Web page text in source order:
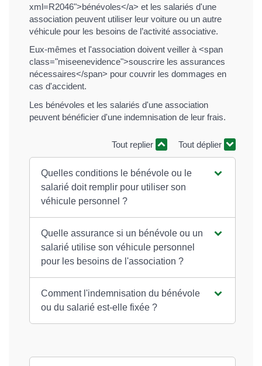
xml=R2046">bénévoles</a> et les salariés d'une
association peuvent utiliser leur voiture ou un autre
véhicule pour les besoins de l’activité associative.
Eux-mêmes et l'association doivent veiller à <span
class="miseenevidence">souscrire les assurances
nécessaires</span> pour couvrir les dommages en
cas d'accident.
Les bénévoles et les salariés d'une association
peuvent bénéficier d'une indemnisation de leur frais.
Tout replier Tout déplier
Quelles conditions le bénévole ou le
salarié doit remplir pour utiliser son
véhicule personnel ?
Quelle assurance si un bénévole ou un
salarié utilise son véhicule personnel
pour les besoins de l'association ?
Comment l'indemnisation du bénévole
ou du salarié est-elle fixée ?